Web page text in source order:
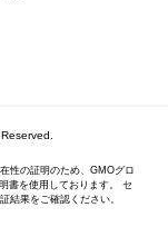
性の証明のため、GMOグロ
書を使用しております。 セ
結果をご確認ください。